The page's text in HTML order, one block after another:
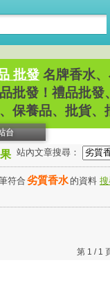
批發 名牌香水
批發！禮品批
保養品、批貨、
台
站內文章搜尋：
符合 劣質香水 的資料
第 1 /